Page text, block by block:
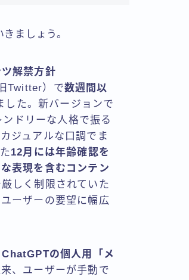
ましょう。
解禁方針
Twitter）で数週間以
した。新バージョンで
ドリーな人格で振る
ジュアルな口調でま
12月には年齢確認を
表現を含むコンテン
しく制限されていた
ーザーの要望に幅広
ChatGPTの個人用「メ
、ユーザーが手動で